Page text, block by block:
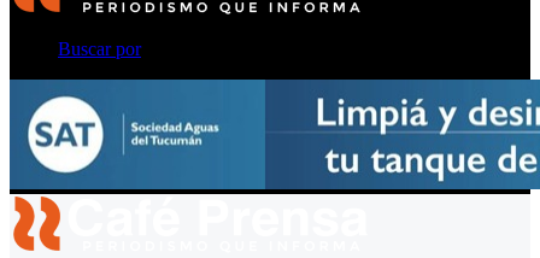
Buscar por